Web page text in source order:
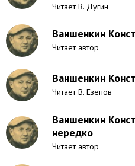
Читает В. Дугин
Ваншенкин
Читает автор
Ваншенкин
Читает В. Езепов
Ваншенкин
нередко
Читает автор